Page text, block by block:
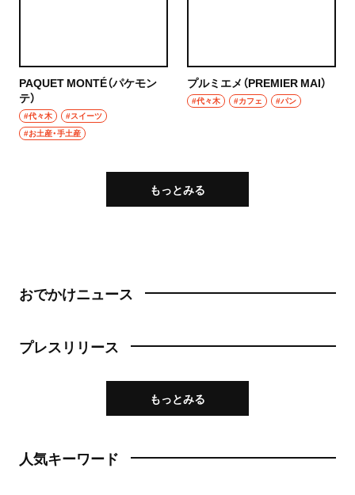
PAQUET MONTÉ（パケモン
テ）
#代々木
#スイーツ
#お土産・手土産
プルミエメ（PREMIER MAI）
#代々木 #カフェ #パン
もっとみる
おでかけニュース
プレスリリース
もっとみる
人気キーワード